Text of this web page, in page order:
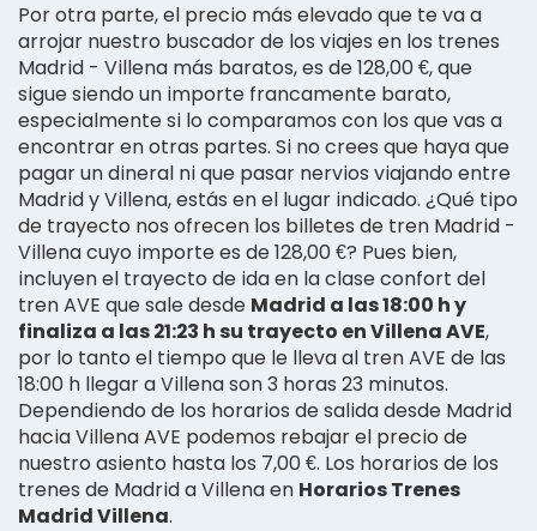
Por otra parte, el precio más elevado que te va a
arrojar nuestro buscador de los viajes en los trenes
Madrid - Villena más baratos, es de 128,00 €, que
sigue siendo un importe francamente barato,
especialmente si lo comparamos con los que vas a
encontrar en otras partes. Si no crees que haya que
pagar un dineral ni que pasar nervios viajando entre
Madrid y Villena, estás en el lugar indicado. ¿Qué tipo
de trayecto nos ofrecen los billetes de tren Madrid -
Villena cuyo importe es de 128,00 €? Pues bien,
incluyen el trayecto de ida en la clase confort del
tren AVE que sale desde Madrid a las 18:00 h y
finaliza a las 21:23 h su trayecto en Villena AVE,
por lo tanto el tiempo que le lleva al tren AVE de las
18:00 h llegar a Villena son 3 horas 23 minutos.
Dependiendo de los horarios de salida desde Madrid
hacia Villena AVE podemos rebajar el precio de
nuestro asiento hasta los 7,00 €. Los horarios de los
trenes de Madrid a Villena en Horarios Trenes
Madrid Villena.